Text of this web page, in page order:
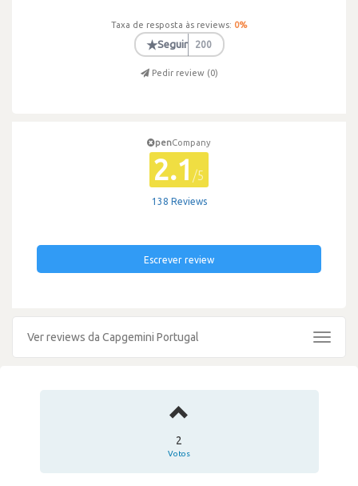
Taxa de resposta às reviews: 0%
★Seguir 200
Pedir review (0)
penCompany
2.1 /5
138 Reviews
Escrever review
Ver reviews da Capgemini Portugal
Toggle
2
Votos